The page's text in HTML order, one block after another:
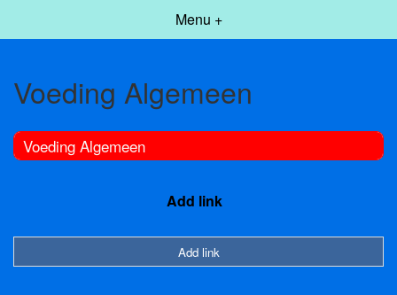
Menu +
Voeding Algemeen
Voeding Algemeen
Add link
Add link